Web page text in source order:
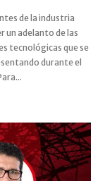
2023. Para...